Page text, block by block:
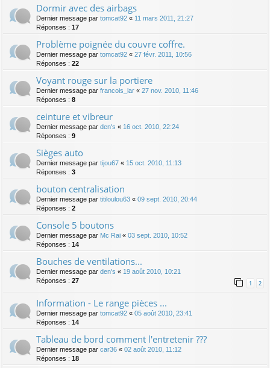
Dormir avec des airbags
Dernier message par tomcat92 « 11 mars 2011, 21:27
Réponses : 17
Problème poignée du couvre coffre.
Dernier message par tomcat92 « 27 févr. 2011, 10:56
Réponses : 22
Voyant rouge sur la portiere
Dernier message par francois_lar « 27 nov. 2010, 11:46
Réponses : 8
ceinture et vibreur
Dernier message par den's « 16 oct. 2010, 22:24
Réponses : 9
Sièges auto
Dernier message par tijou67 « 15 oct. 2010, 11:13
Réponses : 3
bouton centralisation
Dernier message par titiloulou63 « 09 sept. 2010, 20:44
Réponses : 2
Console 5 boutons
Dernier message par Mc Rai « 03 sept. 2010, 10:52
Réponses : 14
Bouches de ventilations...
Dernier message par den's « 19 août 2010, 10:21
Réponses : 27 1 2
Information - Le range pièces ...
Dernier message par tomcat92 « 05 août 2010, 23:41
Réponses : 14
Tableau de bord comment l'entretenir ???
Dernier message par car36 « 02 août 2010, 11:12
Réponses : 18